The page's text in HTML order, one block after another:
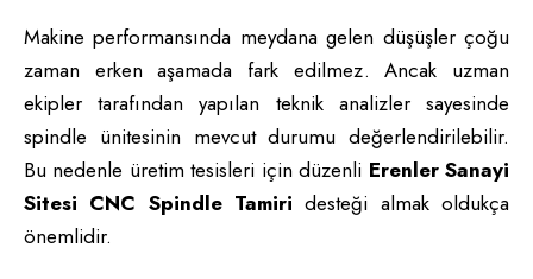
Makine performansında meydana gelen düşüşler çoğu
zaman erken aşamada fark edilmez. Ancak uzman
ekipler tarafından yapılan teknik analizler sayesinde
spindle ünitesinin mevcut durumu değerlendirilebilir.
Bu nedenle üretim tesisleri için düzenli Erenler Sanayi
Sitesi CNC Spindle Tamiri desteği almak oldukça
önemlidir.